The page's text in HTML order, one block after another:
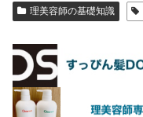
理美容師の基礎知識